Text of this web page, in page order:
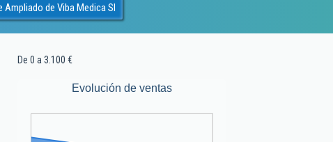
Ampliado de Viba Medica Sl
De 0 a 3.100 €
Evolución de ventas